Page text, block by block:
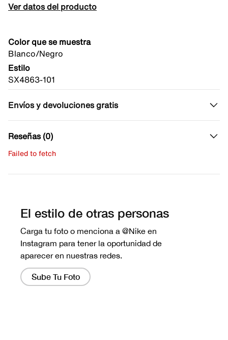
Ver datos del producto
Color que se muestra
Blanco/Negro
Estilo
SX4863-101
Envíos y devoluciones gratis
Reseñas (0)
Failed to fetch